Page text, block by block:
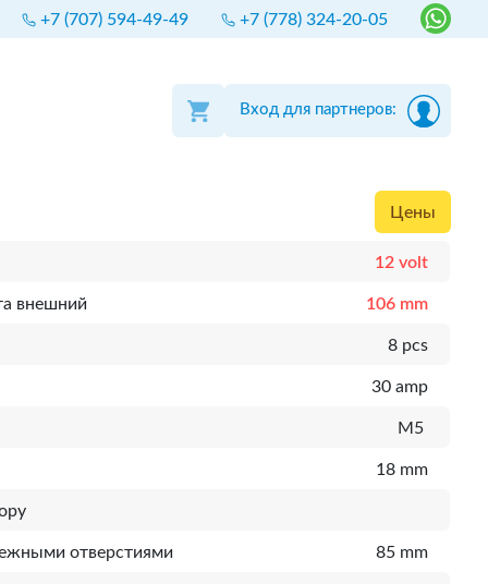
+7 (707) 594-49-49 +7 (778) 324-20-05
Вход для партнеров:
Цены
12 volt
внешний 106 mm
8 pcs
30 amp
M5
18 mm
отверстиями 85 mm